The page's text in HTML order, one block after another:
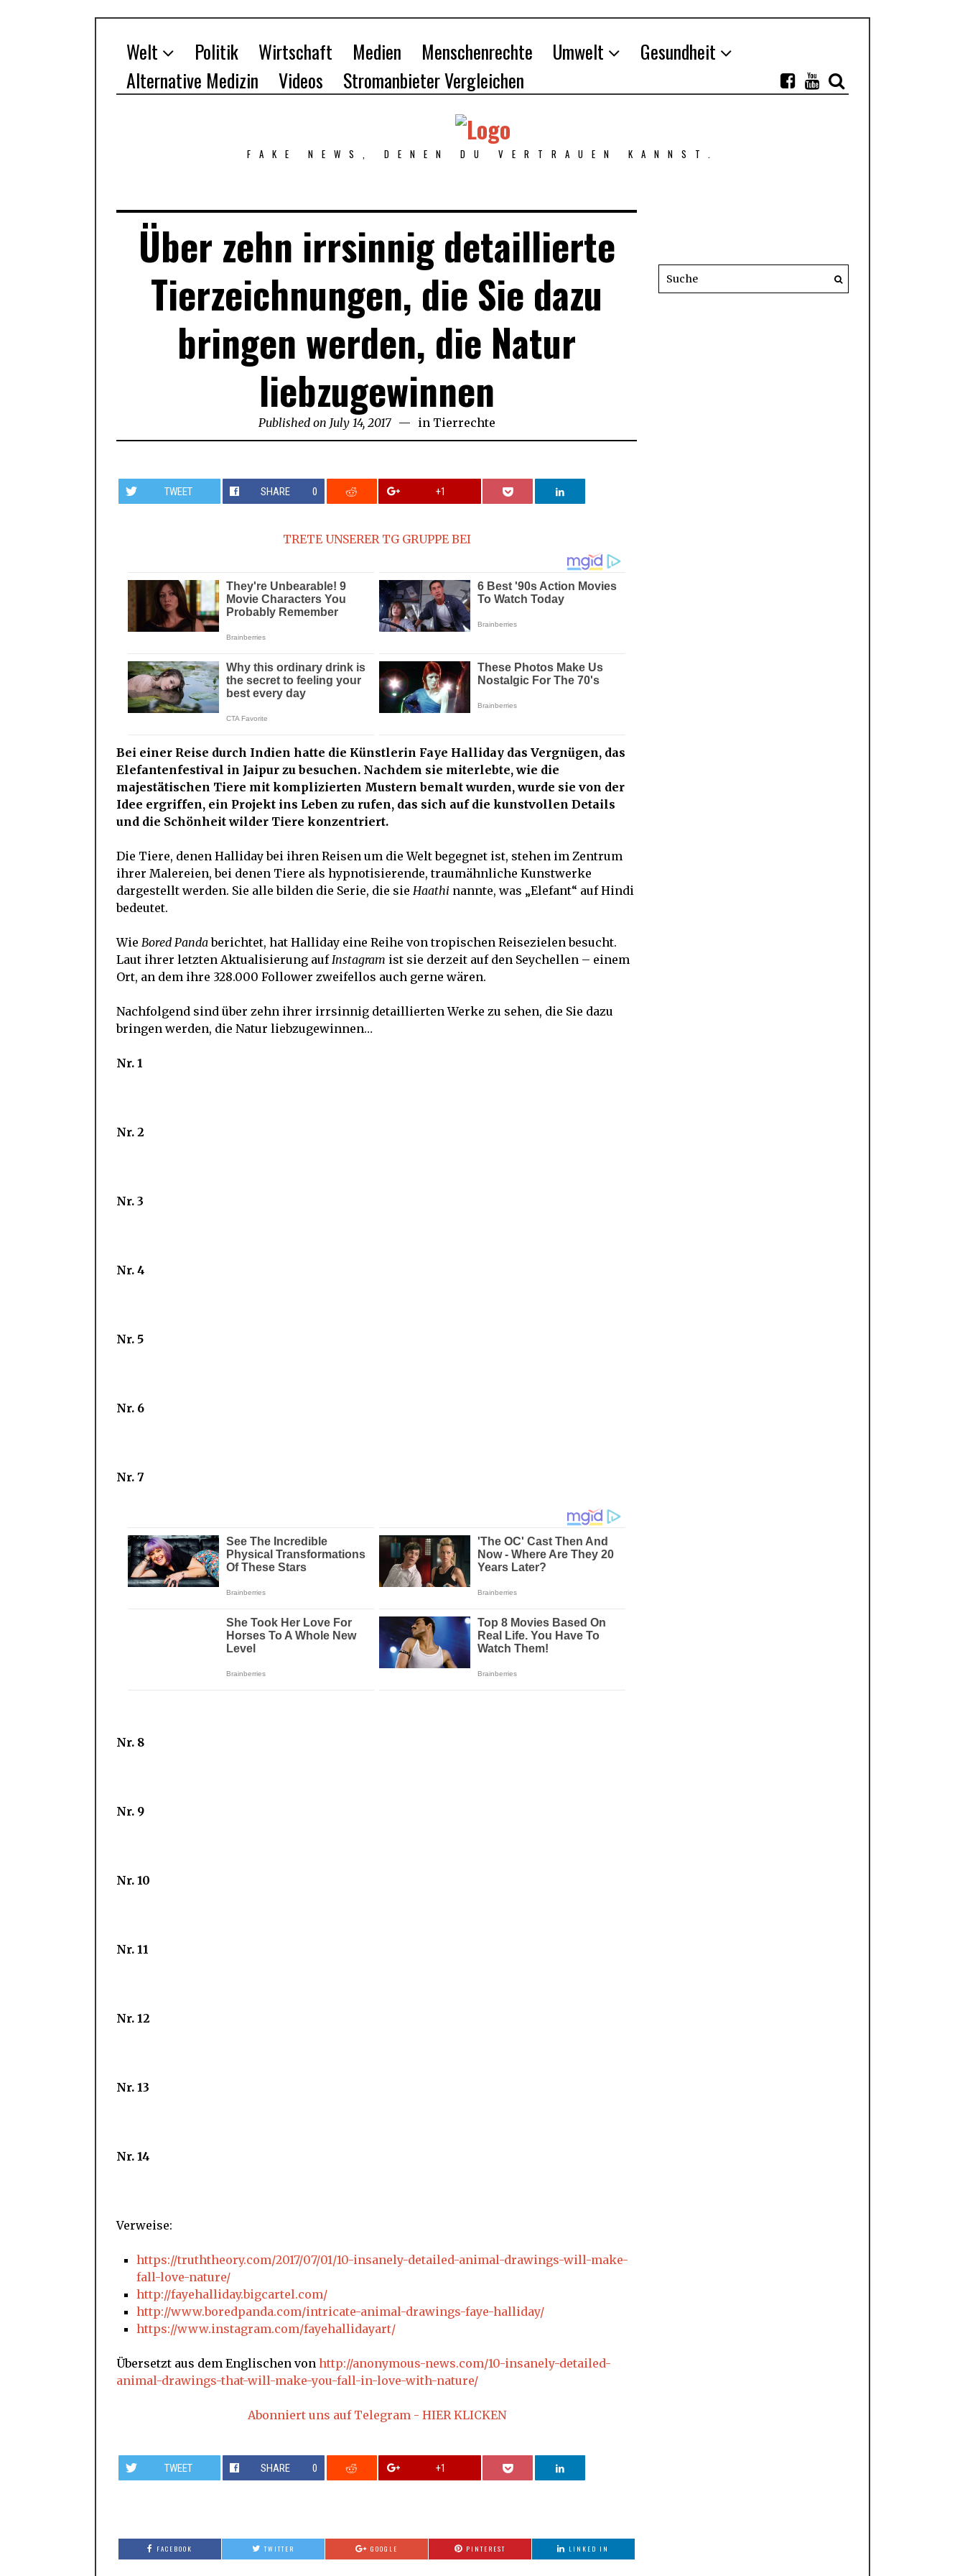
Welt Politik Wirtschaft Medien Menschenrechte Umwelt
Gesundheit
Alternative Medizin
Videos Stromanbieter Vergleichen
FAKE NEWS, DENEN DU VERTRAUEN KANNST.
Über zehn irrsinnig detaillierte
Tierzeichnungen, die Sie dazu
bringen werden, die Natur
liebzugewinnen
Published on July 14, 2017 in Tierrechte
TWEET SHARE 0 +1
TRETE UNSERER TG GRUPPE BEI
Bei einer Reise durch Indien hatte die Künstlerin Faye Halliday das Vergnügen, das
Elefantenfestival in Jaipur zu besuchen. Nachdem sie miterlebte, wie die
majestätischen Tiere mit komplizierten Mustern bemalt wurden, wurde sie von der
Idee ergriffen, ein Projekt ins Leben zu rufen, das sich auf die kunstvollen Details
und die Schönheit wilder Tiere konzentriert.
Die Tiere, denen Halliday bei ihren Reisen um die Welt begegnet ist, stehen im Zentrum
ihrer Malereien, bei denen Tiere als hypnotisierende, traumähnliche Kunstwerke
dargestellt werden. Sie alle bilden die Serie, die sie Haathi nannte, was „Elefant“ auf Hindi
bedeutet.
Wie Bored Pandaberichtet, hat Halliday eine Reihe von tropischen Reisezielen besucht.
Laut ihrer letzten Aktualisierung aufInstagram ist sie derzeit auf den Seychellen – einem
Ort, an dem ihre 328.000 Follower zweifellos auch gerne wären.
Nachfolgend sind über zehn ihrer irrsinnig detaillierten Werke zu sehen, die Sie dazu
bringen werden, die Natur liebzugewinnen…
Nr. 1
Nr. 2
Nr. 3
Nr. 4
Nr. 5
Nr. 6
Nr. 7
Nr. 8
Nr. 9
Nr. 10
Nr. 11
Nr. 12
Nr. 13
Nr. 14
Verweise:
https://truththeory.com/2017/07/01/10-insanely-detailed-animal-drawings-will-make-
fall-love-nature/
http://fayehalliday.bigcartel.com/
http://www.boredpanda.com/intricate-animal-drawings-faye-halliday/
https://www.instagram.com/fayehallidayart/
Übersetzt aus dem Englischen von http://anonymous-news.com/10-insanely-detailed-
animal-drawings-that-will-make-you-fall-in-love-with-nature/
Abonniert uns auf Telegram - HIER KLICKEN
TWEET SHARE 0 +1
FACEBOOK TWITTER GOOGLE PINTEREST LINKED IN